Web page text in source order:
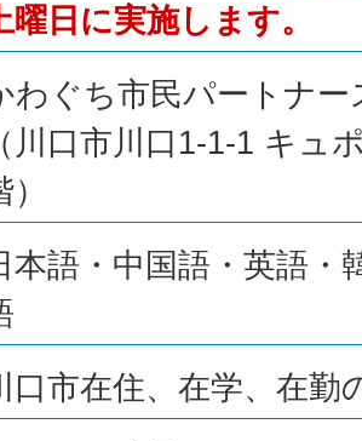
曜日に実施します。
わぐち市民パートナ
（川口市川口1-1-1 キュ
）
本語・中国語・英語・
口市在住、在学、在勤